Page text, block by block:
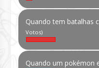
Quando tem batalhas
Votos)
Quando um pokémon